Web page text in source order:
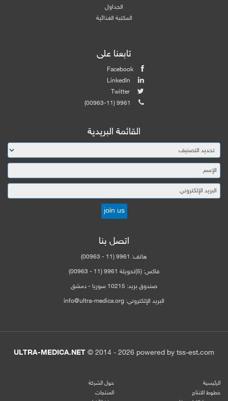
الجداول
المكتبة الغذائية
تابعنا على
Facebook
LinkedIn
Twitter
(00963-11) 9961
القائمة البريدية
اتصل بنا
هاتف:
فاكس: (5)تحويلة 9961 (11 - 00963)
صندوق بريد:
البريد الإلكتروني: info@ultra-medica.org
ULTRA-MEDICA.NET © 2014 - 2026 powered by tss-est.com
الرئيسية
حول الشركة
خطوط الانتاج
المنتجات